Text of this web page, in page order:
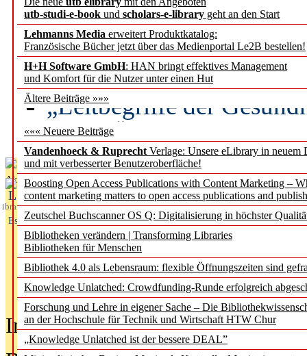
utb-studi-e-book und scholars-e-library geht an den Start
Lehmanns Media erweitert Produktkatalog:
Französische Bücher jetzt über das Medienportal Le2B bestellen!
H+H Software GmbH: HAN bringt effektives Management
und Komfort für die Nutzer unter einen Hut
Ältere Beiträge »»»
««« Neuere Beiträge
Vandenhoeck & Ruprecht Verlage: Unsere eLibrary in neuem
und mit verbesserter Benutzeroberfläche!
Boosting Open Access Publications with Content Marketing –
content marketing matters to open access publications and
Zeutschel Buchscanner OS Q: Digitalisierung in höchster
Bibliotheken verändern | Transforming Libraries
Bibliotheken für Menschen
Bibliothek 4.0 als Lebensraum: flexible Öffnungszeiten sind
Knowledge Unlatched: Crowdfunding-Runde erfolgreich
Forschung und Lehre in eigener Sache – Die
an der Hochschule für Technik und Wirtschaft HTW Chur
„Knowledge Unlatched ist der bessere DEAL”
Geschichte und
Künstliche Intelligenz
besser zu verstehen
„Leitbegriffe der
des BIÖG erscheinen
Aktuelles aus
L
ibrary
Essentials
In der Ausgabe05/2026(Juni/Juli